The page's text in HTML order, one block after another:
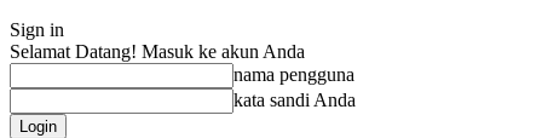
Sign in
Selamat Datang! Masuk ke akun Anda
nama pengguna
kata sandi Anda